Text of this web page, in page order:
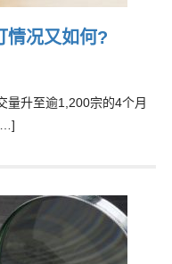
情况又如何?
量升至逾1,200宗的4个月